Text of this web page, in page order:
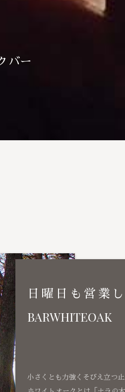
バー
日曜日も営業
BARWHITEOAK
小さくとも力強くそびえ立つ止